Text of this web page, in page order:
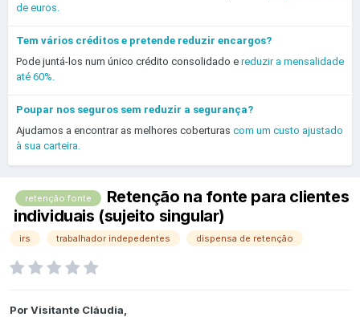
de euros.
Tem vários créditos e pretende reduzir encargos?
Pode juntá-los num único crédito consolidado e reduzir a mensalidade
até 60%.
Poupar nos seguros sem reduzir a segurança?
Ajudamos a encontrar as melhores coberturas com um custo ajustado
à sua carteira.
retenção fonte
Retenção na fonte para clientes
individuais (sujeito singular)
irs trabalhador indepedentes dispensa de retenção
PorVisitante Cláudia,